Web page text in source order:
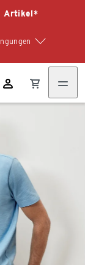
Artikel*